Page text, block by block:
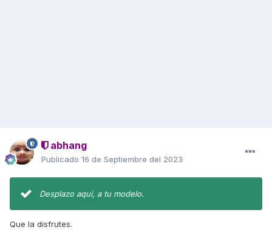
abhang
Publicado 16 de Septiembre del 2023
Desplazo aqui, a tu modelo.
Que la disfrutes.